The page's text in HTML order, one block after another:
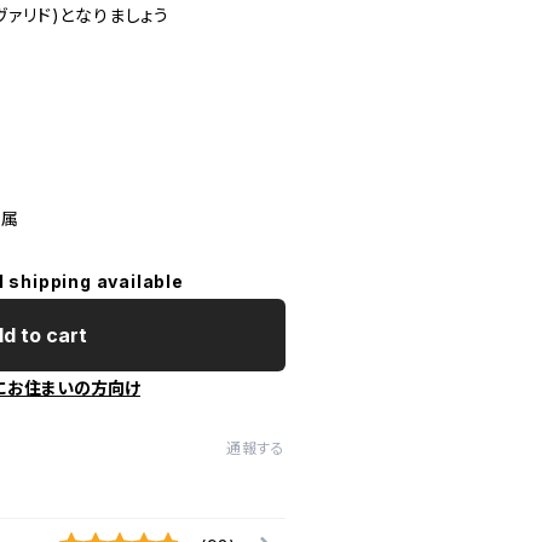
リド)となりましょう
shipping available
to cart
お住まいの方向け
通報する